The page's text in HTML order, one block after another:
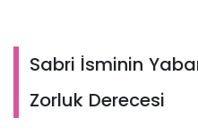
Sabri İsminin
Zorluk Derecesi